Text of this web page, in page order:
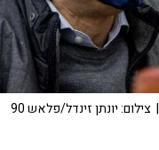
| צילום: יונתן זינדל/פלאש 90